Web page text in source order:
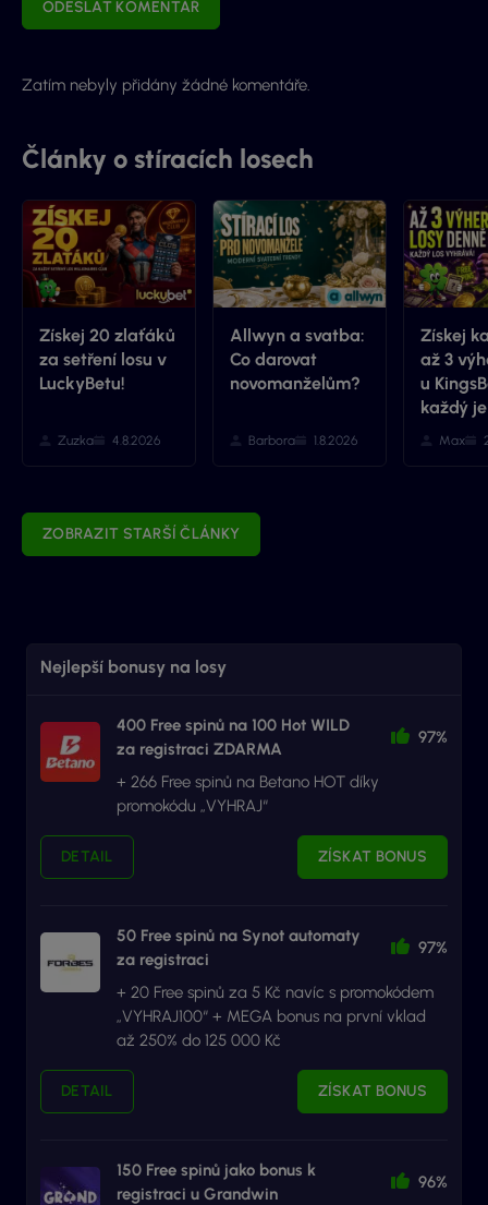
ODESLAT KOMENTÁŘ
Zatím nebyly přidány žádné komentáře.
Články o stíracích losech
Získej 20 zlaťáků
za setření losu v
LuckyBetu!
Zuzka 4.8.2026
Allwyn a svatba:
Co darovat
novomanželům?
Barbora 1.8.2026
Získej
až 3
u
každý
Max
ZOBRAZIT STARŠÍ ČLÁNKY
Nejlepší bonusy na losy
400 Free spinů na 100 Hot WILD
za registraci ZDARMA
97%
+ 266 Free spinů na Betano HOT díky
promokódu „VYHRAJ“
DETAIL ZÍSKAT BONUS
50 Free spinů na Synot automaty
za registraci
97%
+ 20 Free spinů za 5 Kč navíc s promokódem
„VYHRAJ100“ + MEGA bonus na první vklad
až 250% do 125 000 Kč
DETAIL ZÍSKAT BONUS
150 Free spinů jako bonus k
registraci u Grandwin
96%